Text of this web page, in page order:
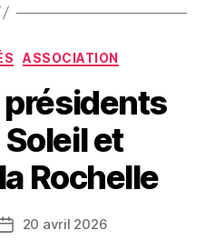
Catégories
ASSOCIATION
Soleil et
Rochelle
Date20 avril 2026